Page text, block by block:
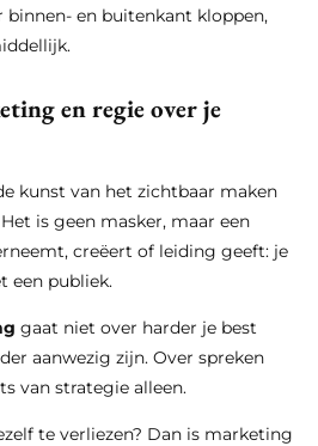
binnen- en buitenkant kloppen,
en regie over je
kunst van het zichtbaar maken
is geen masker, maar een
creëert of leiding geeft: je
een publiek.
gaat niet over harder je best
aanwezig zijn. Over spreken
van strategie alleen.
te verliezen? Dan is marketing